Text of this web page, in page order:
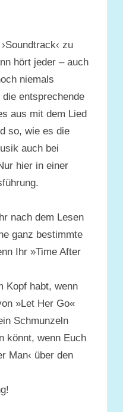
zu
hört jeder – auch
niemals
entsprechende
aus mit dem Lied
so, wie es die
auch bei
hier in einer
nach dem Lesen
ganz bestimmte
Ihr »Time After
Kopf habt, wenn
»Let Her Go«
Schmunzeln
könnt, wenn Euch
Man‹ über den